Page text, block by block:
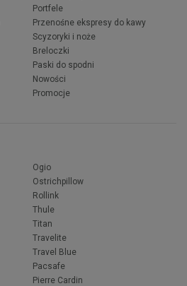
Portfele
Przenośne ekspresy do kawy
Scyzoryki i noże
Breloczki
Paski do spodni
Nowości
Promocje
Ogio
Ostrichpillow
Rollink
Thule
Titan
Travelite
Travel Blue
Pacsafe
Pierre Cardin